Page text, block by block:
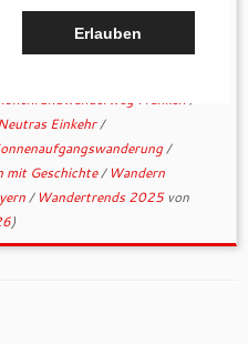
Gastronomie
Erlebniswandern Deutschland
Franken /
Einkehr/
/
mit Geschichte/ Wandern
/ Wandertrends 2025 von
)
Erlauben